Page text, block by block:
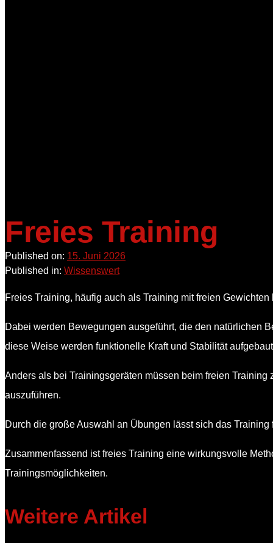
Freies Training
Published on: 15. Juni 2026
Published in: Wissenswert
Freies Training, häufig auch als Training mit freien
Dabei werden Bewegungen ausgeführt, die den natürlichen
diese Weise werden funktionelle Kraft und Stabilität
Anders als bei Trainingsgeräten müssen beim freien
auszuführen.
Durch die große Auswahl an Übungen lässt sich das
Zusammenfassend ist freies Training eine wirkungsvolle
Trainingsmöglichkeiten.
Weitere Artikel